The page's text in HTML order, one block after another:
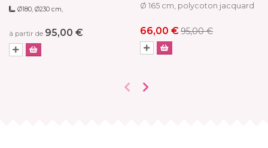
Ø180, Ø230 cm,
à partir de 95,00 €
Ø 165 cm, polycoton jacquard
66,00 €95,00 €